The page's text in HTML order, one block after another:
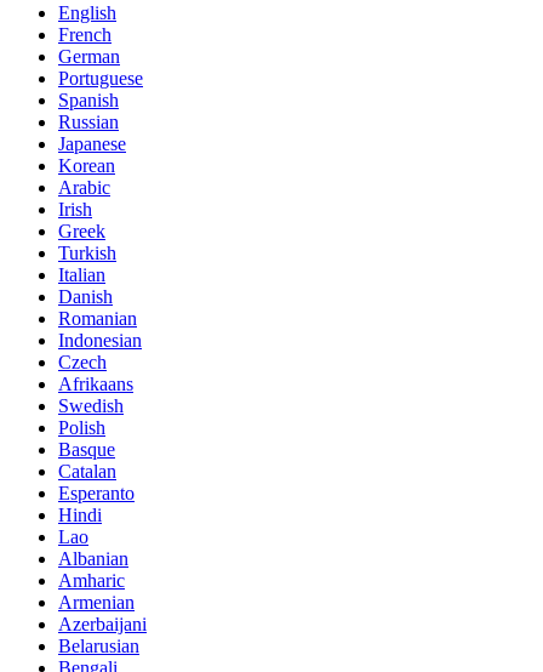
English
French
German
Portuguese
Spanish
Russian
Japanese
Korean
Arabic
Irish
Greek
Turkish
Italian
Danish
Romanian
Indonesian
Czech
Afrikaans
Swedish
Polish
Basque
Catalan
Esperanto
Hindi
Lao
Albanian
Amharic
Armenian
Azerbaijani
Belarusian
Bengali